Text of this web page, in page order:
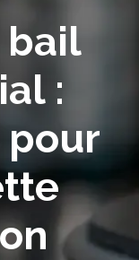
bail
:
pour